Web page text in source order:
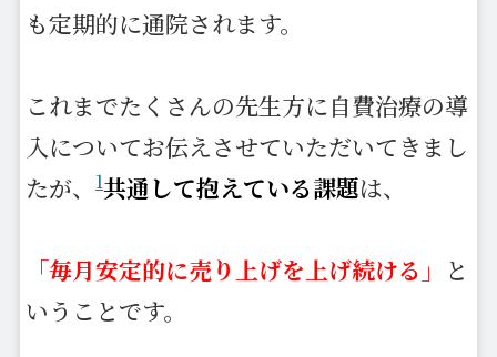
も定期的に通院されます。
これまでたくさんの先生方に自費治療の導
入についてお伝えさせていただいてきまし
たが、
1共通して抱えている課題は、
「毎月安定的に売り上げを上げ続ける」 と
いうことです。